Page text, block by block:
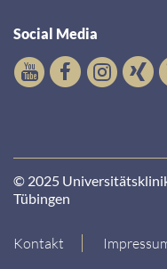
Social Media
© 2025
Tübingen
Kontakt